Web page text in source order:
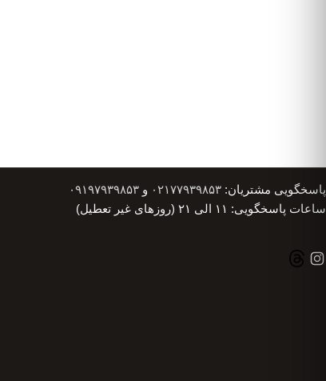
پاسخگویی مشتریان: ۰۲۱۷۷۹۳۹۸۵۳ و ۰۹۱۹۷۹۳۹۸۵۳
ساعات پاسخگویی: ۱۱ الی ۲۱ (روزهای غیر تعطیل)